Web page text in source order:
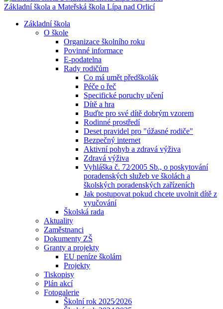
Základní škola a Mateřská škola Lípa nad Orlicí
Základní škola
O škole
Organizace školního roku
Povinné informace
E-podatelna
Rady rodičům
Co má umět předškolák
Péče o řeč
Specifické poruchy učení
Dítě a hra
Buďte pro své dítě dobrým vzorem
Rodinné prostředí
Deset pravidel pro "úžasné rodiče"
Bezpečný internet
Aktivní pohyb a zdravá výživa
Zdravá výživa
Vyhláška č. 72⁄2005 Sb., o poskytování
poradenských služeb ve školách a
školských poradenských zařízeních
Jak postupovat pokud chcete uvolnit dítě z
vyučování
Školská rada
Aktuality
Zaměstnanci
Dokumenty ZŠ
Granty a projekty
EU peníze školám
Projekty
Tiskopisy
Plán akcí
Fotogalerie
Školní rok 2025⁄2026